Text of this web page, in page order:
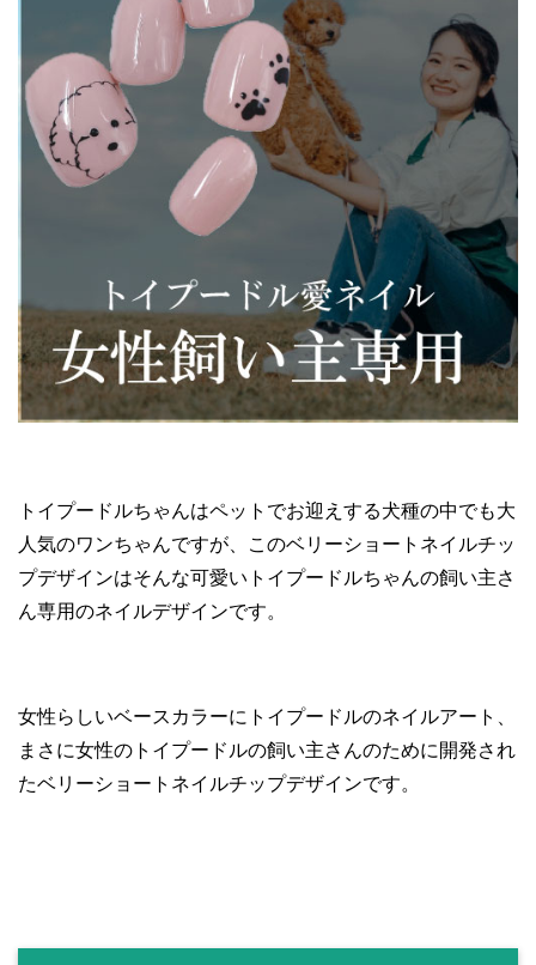
トイプードルちゃんはペットでお迎えする犬種の中でも大
人気のワンちゃんですが、このベリーショートネイルチッ
プデザインはそんな可愛いトイプードルちゃんの飼い主さ
ん専用のネイルデザインです。
女性らしいベースカラーにトイプードルのネイルアート、
まさに女性のトイプードルの飼い主さんのために開発され
たベリーショートネイルチップデザインです。